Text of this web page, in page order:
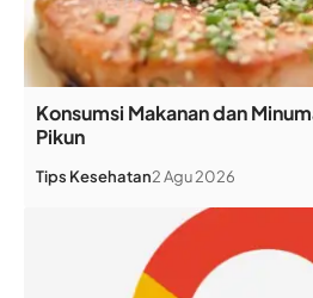
Konsumsi Makanan dan
Pikun
Tips Kesehatan2 Agu 2026